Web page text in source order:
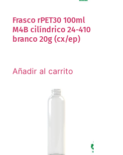
Frasco rPET30 100ml
M4B cilíndrico 24-410
branco 20g (cx/ep)
Añadir al carrito